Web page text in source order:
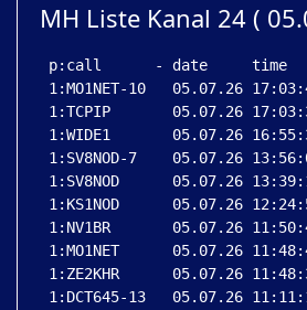
MH Liste Kanal 24 (
p:call      - date     time
1:MO1NET-10   05.07.26
1:TCPIP       05.07.26
1:WIDE1       05.07.26
1:SV8NOD-7    05.07.26
1:SV8NOD      05.07.26
1:KS1NOD      05.07.26
1:NV1BR       05.07.26
1:MO1NET      05.07.26
1:ZE2KHR      05.07.26
1:DCT645-13   05.07.26